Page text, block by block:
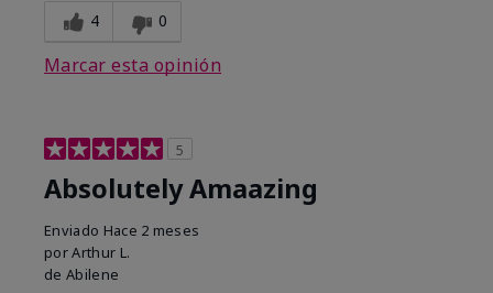
4 0
Marcar esta opinión
5
Absolutely Amaazing
Enviado Hace 2 meses
porArthur L.
de Abilene